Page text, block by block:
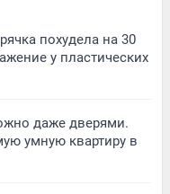
похудела на 30
у пластических
даже дверями.
умную квартиру в